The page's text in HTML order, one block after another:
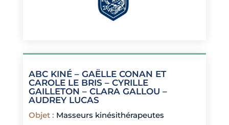
ABC KINÉ – GAËLLE CONAN ET
CAROLE LE BRIS – CYRILLE
GAILLETON – CLARA GALLOU –
AUDREY LUCAS
Objet : Masseurs kinésithérapeutes